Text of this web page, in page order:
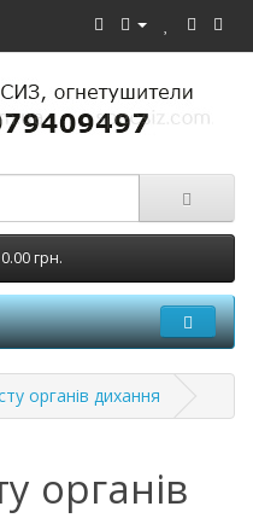
грн.
органів дихання
органів